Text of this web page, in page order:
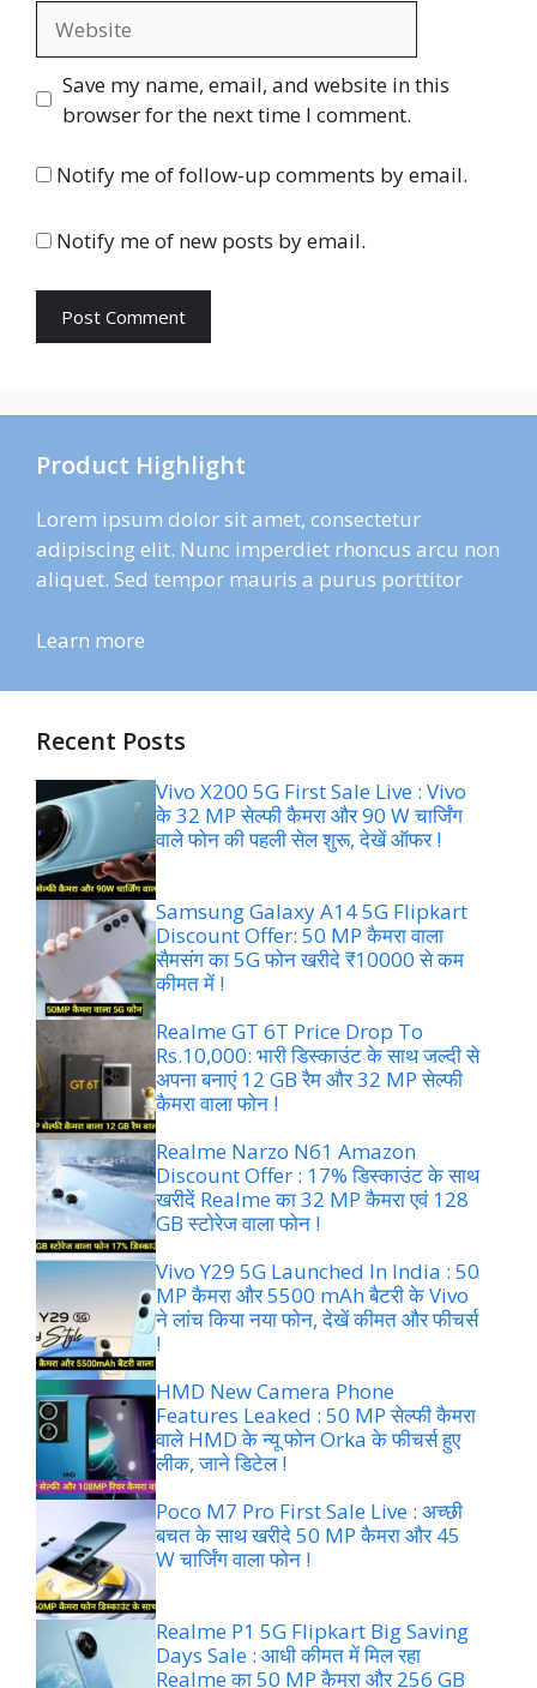
Save my name, email, and website in this
browser for the next time I comment.
Notify me of follow-up comments by email.
Notify me of new posts by email.
Product Highlight
Lorem ipsum dolor sit amet, consectetur
adipiscing elit. Nunc imperdiet rhoncus arcu non
aliquet. Sed tempor mauris a purus porttitor
Learn more
Recent Posts
Vivo X200 5G First Sale Live : Vivo
के 32 MP सेल्फी कैमरा और 90 W चार्जिंग
वाले फोन की पहली सेल शुरू, देखें ऑफर !
Samsung Galaxy A14 5G Flipkart
Discount Offer: 50 MP कैमरा वाला
सैमसंग का 5G फोन खरीदे ₹10000 से कम
कीमत में !
Realme GT 6T Price Drop To
Rs.10,000: भारी डिस्काउंट के साथ जल्दी से
अपना बनाएं 12 GB रैम और 32 MP सेल्फी
कैमरा वाला फोन !
Realme Narzo N61 Amazon
Discount Offer : 17% डिस्काउंट के साथ
खरीदें Realme का 32 MP कैमरा एवं 128
GB स्टोरेज वाला फोन !
Vivo Y29 5G Launched In India : 50
MP कैमरा और 5500 mAh बैटरी के Vivo
ने लांच किया नया फोन, देखें कीमत और फीचर्स
!
HMD New Camera Phone
Features Leaked : 50 MP सेल्फी कैमरा
वाले HMD के न्यू फोन Orka के फीचर्स हुए
लीक, जाने डिटेल !
Poco M7 Pro First Sale Live : अच्छी
बचत के साथ खरीदे 50 MP कैमरा और 45
W चार्जिंग वाला फोन !
Realme P1 5G Flipkart Big Saving
Days Sale : आधी कीमत में मिल रहा
Realme का 50 MP कैमरा और 256 GB